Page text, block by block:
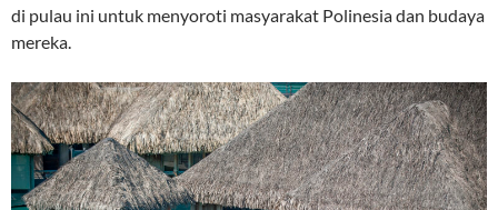
di pulau ini untuk menyoroti masyarakat Polinesia dan budaya
mereka.